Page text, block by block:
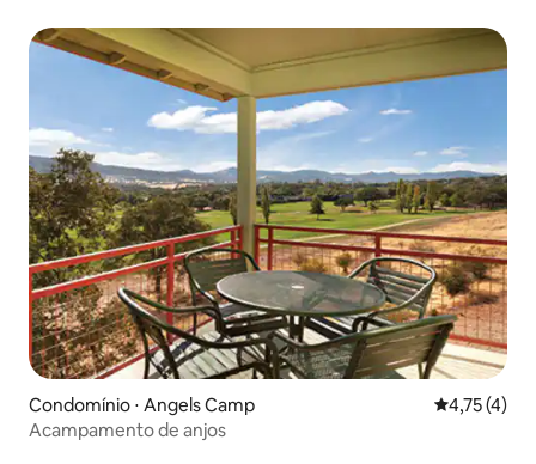
Condomínio ⋅ Angels Camp 4,75 de
4,75 (4)
Acampamento de anjos